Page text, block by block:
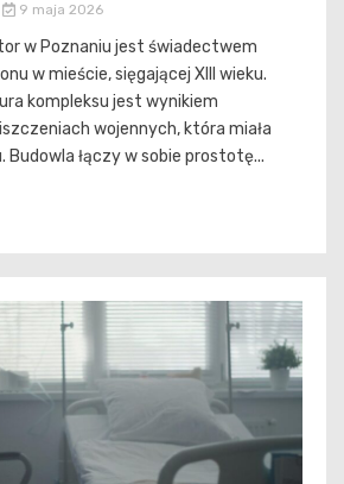
9 maja 2026
w Poznaniu jest świadectwem
w mieście, sięgającej XIII wieku.
kompleksu jest wynikiem
wojennych, która miała
Budowla łączy w sobie prostotę...